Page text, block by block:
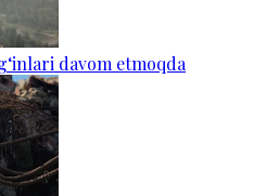
davom etmoqda